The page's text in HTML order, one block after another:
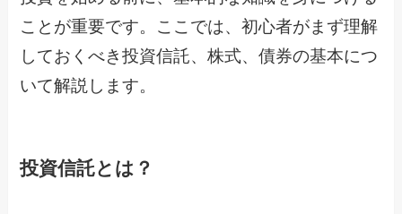
ことが重要です。ここでは、初心者がまず理解
しておくべき投資信託、株式、債券の基本につ
いて解説します。
投資信託とは？